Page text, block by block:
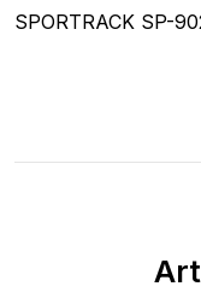
SPORTRACK SP-